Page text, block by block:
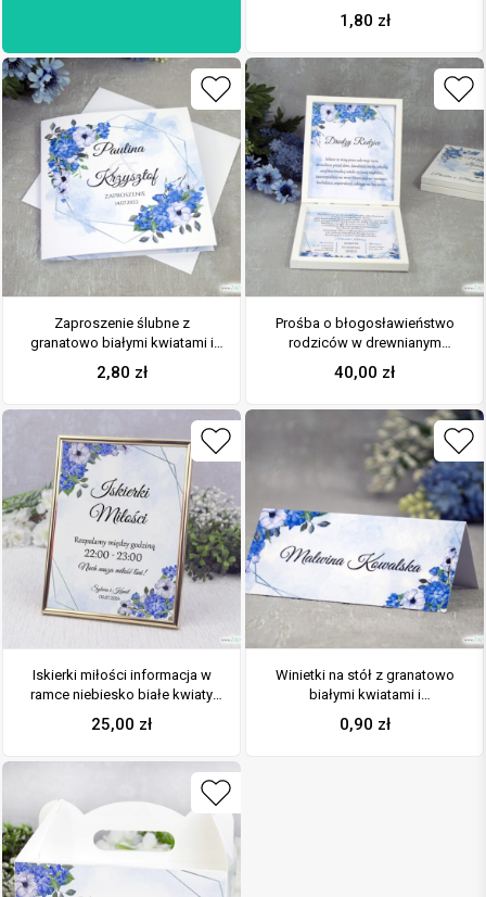
1,80 zł
Zaproszenie ślubne z
granatowo białymi kwiatami i
geometrycznymi liniami ZAP-41-
70
2,80 zł
Prośba o błogosławieństwo
rodziców w drewnianym
pudełeczku z granatowo
białymi kwiatami i
40,00 zł
Iskierki miłości informacja w
ramce niebiesko białe kwiaty
IMIR-41-70
25,00 zł
Winietki na stół z granatowo
białymi kwiatami i
geometrycznymi liniami WIN-41-
70
0,90 zł